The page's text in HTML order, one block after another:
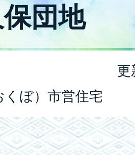
団地
更
くぼ）市営住宅